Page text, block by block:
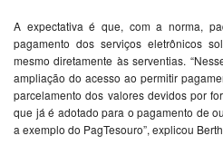
A expectativa é que, com a norma,
pagamento dos serviços eletrônicos
mesmo diretamente às serventias.
ampliação do acesso ao permitir
parcelamento dos valores devidos por
que já é adotado para o pagamento de
a exemplo do PagTesouro”, explicou